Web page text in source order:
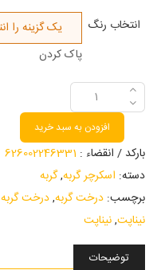
انتخاب رنگ
پاک کردن
افزودن به سبد خرید
بارکد / انقضاء : 626002246331
دسته: اسکرچر گربه,گربه
برچسب:درخت گربه,درخت گربه
نیناپت,نیناپت
توضیحات